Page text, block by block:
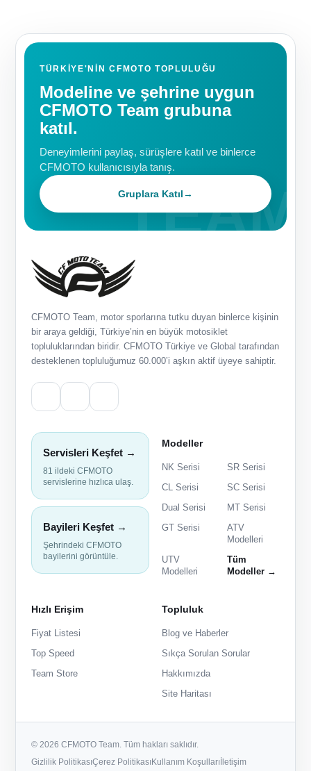
TÜRKIYE'NIN CFMOTO TOPLULUĞU
Modeline ve şehrine uygun
CFMOTO Team grubuna
katıl.
Deneyimlerini paylaş, sürüşlere katıl ve binlerce
CFMOTO kullanıcısıyla tanış.
Gruplara Katıl→
CFMOTO Team, motor sporlarına tutku duyan binlerce kişinin
bir araya geldiği, Türkiye’nin en büyük motosiklet
topluluklarından biridir. CFMOTO Türkiye ve Global tarafından
desteklenen topluluğumuz 60.000’i aşkın aktif üyeye sahiptir.
Servisleri Keşfet →
81 ildeki CFMOTO
servislerine hızlıca ulaş.
Bayileri Keşfet →
Şehrindeki CFMOTO
bayilerini görüntüle.
Modeller
NK Serisi
SR Serisi
CL Serisi
SC Serisi
Dual Serisi
MT Serisi
GT Serisi
ATV
Modelleri
UTV
Modelleri
Tüm
Modeller →
Hızlı Erişim
Fiyat Listesi
Top Speed
Team Store
Topluluk
Blog ve Haberler
Sıkça Sorulan Sorular
Hakkımızda
Site Haritası
© 2026 CFMOTO Team. Tüm hakları saklıdır.
Gizlilik PolitikasıÇerez PolitikasıKullanım Koşulları İletişim